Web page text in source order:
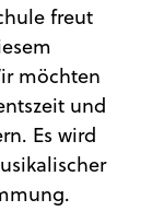
freut
möchten
und
Es wird